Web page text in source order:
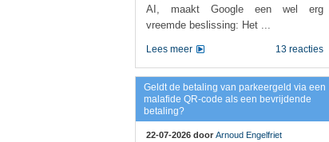
AI, maakt Google een wel erg
vreemde beslissing: Het ...
13 reacties
Lees meer
Geldt de betaling van parkeergeld via een
malafide QR-code als een bevrijdende
betaling?
22-07-2026 door Arnoud Engelfriet